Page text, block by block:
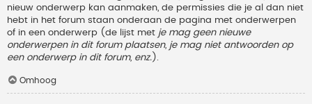
nieuw onderwerp kan aanmaken, de permissies die je al dan niet
hebt in het forum staan onderaan de pagina met onderwerpen
of in een onderwerp (de lijst met je mag geen nieuwe
onderwerpen in dit forum plaatsen, je mag niet antwoorden op
een onderwerp in dit forum, enz. ).
Omhoog